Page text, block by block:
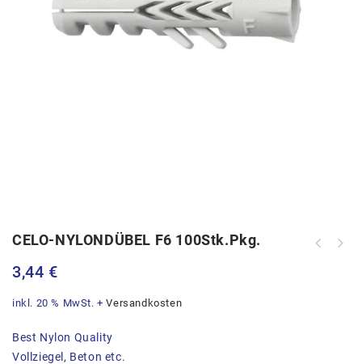
CELO-NYLONDÜBEL F6 100Stk.Pkg.
3,44 €
inkl. 20 % MwSt. +Versandkosten
Best Nylon Quality
Vollziegel, Beton etc.